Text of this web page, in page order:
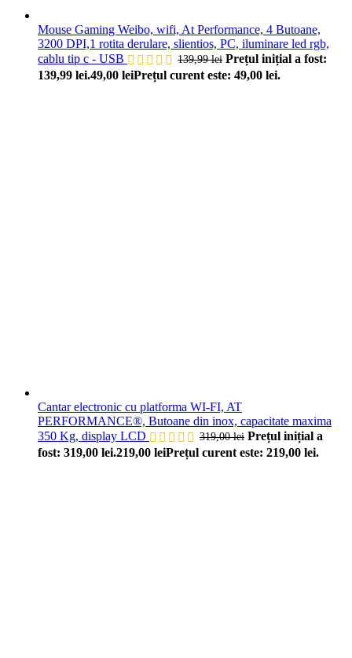
Mouse Gaming Weibo, wifi, At Performance, 4 Butoane,
3200 DPI,1 rotita derulare, slientios, PC, iluminare led rgb,
cablu tip c - USB
139,99lei Prețul inițial a fost:
139,99 lei.49,00 leiPrețul curent este: 49,00 lei.
Cantar electronic cu platforma WI-FI, AT
PERFORMANCE®, Butoane din inox, capacitate maxima
350 Kg, display LCD
319,00lei Prețul inițial a
fost: 319,00 lei.219,00 leiPrețul curent este: 219,00 lei.